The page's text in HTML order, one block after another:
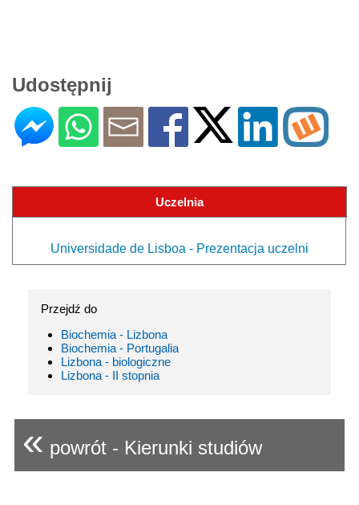
Udostępnij
Uczelnia
Universidade de Lisboa - Prezentacja uczelni
Przejdź do
Biochemia - Lizbona
Biochemia - Portugalia
Lizbona - biologiczne
Lizbona - II stopnia
« powrót - Kierunki studiów